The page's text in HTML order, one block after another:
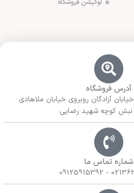
آدرس فروشگاه
آزادگان روبروی خیابان ملاهادی
نبش کوچه شهید رضایی
شماره تماس ما